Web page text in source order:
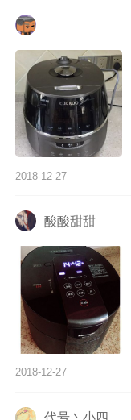
2018-12-27
酸酸甜甜
2018-12-27